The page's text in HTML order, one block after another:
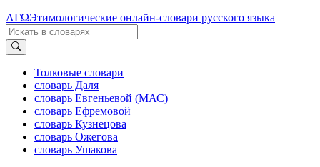
ΛΓΩЭтимологические онлайн-словари русского языка
Толковые словари
словарь Даля
словарь Евгеньевой (МАС)
словарь Ефремовой
словарь Кузнецова
словарь Ожегова
словарь Ушакова